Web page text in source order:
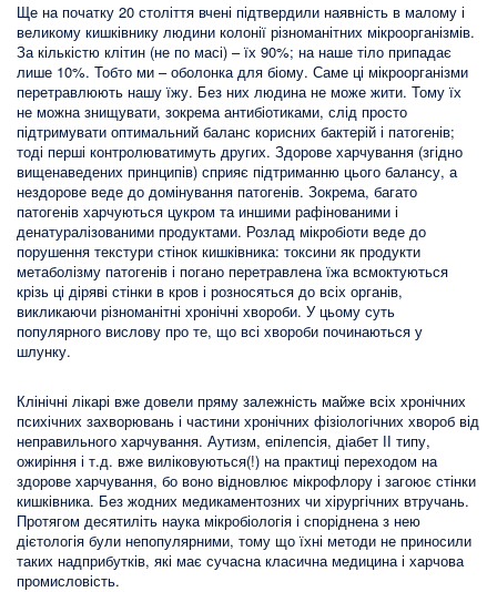
Ще на початку 20 століття вчені підтвердили наявність в малому і
великому кишківнику людини колонії різноманітних мікроорганізмів.
За кількістю клітин (не по масі) – їх 90%; на наше тіло припадає
лише 10%. Тобто ми – оболонка для біому. Саме ці мікроорганізми
перетравлюють нашу їжу. Без них людина не може жити. Тому їх
не можна знищувати, зокрема антибіотиками, слід просто
підтримувати оптимальний баланс корисних бактерій і патогенів;
тоді перші контролюватимуть других. Здорове харчування (згідно
вищенаведених принципів) сприяє підтриманню цього балансу, а
нездорове веде до домінування патогенів. Зокрема, багато
патогенів харчуються цукром та иншими рафінованими і
денатуралізованими продуктами. Розлад мікробіоти веде до
порушення текстури стінок кишківника: токсини як продукти
метаболізму патогенів і погано перетравлена їжа всмоктуються
крізь ці діряві стінки в кров і розносяться до всіх органів,
викликаючи різноманітні хронічні хвороби. У цьому суть
популярного вислову про те, що всі хвороби починаються у
шлунку.
Клінічні лікарі вже довели пряму залежність майже всіх хронічних
психічних захворювань і частини хронічних фізіологічних хвороб від
неправильного харчування. Аутизм, епілепсія, діабет ІІ типу,
ожиріння і т.д. вже виліковуються(!) на практиці переходом на
здорове харчування, бо воно відновлює мікрофлору і загоює стінки
кишківника. Без жодних медикаментозних чи хірургічних втручань.
Протягом десятиліть наука мікробіологія і споріднена з нею
дієтологія були непопулярними, тому що їхні методи не приносили
таких надприбутків, які має сучасна класична медицина і харчова
промисловість.